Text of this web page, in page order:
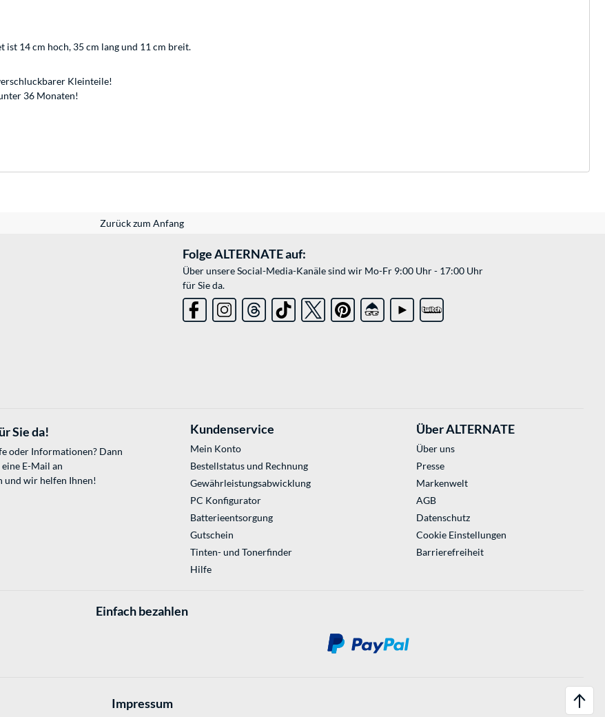
ist 14 cm hoch, 35 cm lang und 11 cm breit.
Kleinteile!
36 Monaten!
Zurück zum Anfang
Folge ALTERNATE auf:
Über unsere Social-Media-Kanäle sind wir Mo-Fr 9:00 Uhr - 17:00 Uhr
für Sie da.
Sie da!
oder Informationen? Dann
E-Mail an
und wir helfen Ihnen!
Kundenservice
Mein Konto
Bestellstatus und Rechnung
Gewährleistungsabwicklung
PC Konfigurator
Batterieentsorgung
Gutschein
Tinten- und Tonerfinder
Hilfe
Über ALTERNATE
Über uns
Presse
Markenwelt
AGB
Datenschutz
Cookie Einstellungen
Barrierefreiheit
Einfach bezahlen
Impressum